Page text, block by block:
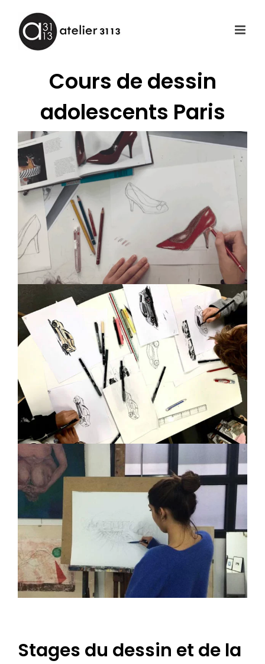
contenu
Cours de dessin
adolescents Paris
Stages du dessin et de la